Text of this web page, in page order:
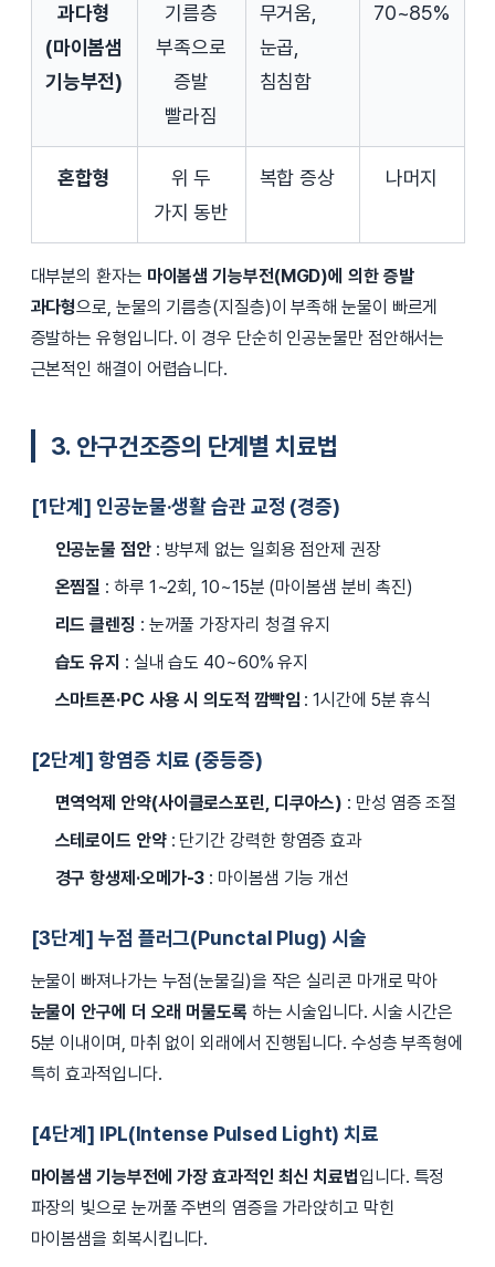
과다형
(마이봄샘
기능부전)
기름층
부족으로
증발
빨라짐
무거움,
눈곱,
침침함
70~85%
혼합형
위 두
가지 동반
복합 증상 나머지
대부분의 환자는 마이봄샘 기능부전(MGD)에 의한 증발
과다형으로, 눈물의 기름층(지질층)이 부족해 눈물이 빠르게
증발하는 유형입니다. 이 경우 단순히 인공눈물만 점안해서는
근본적인 해결이 어렵습니다.
3. 안구건조증의 단계별 치료법
[1단계] 인공눈물·생활 습관 교정 (경증)
인공눈물 점안: 방부제 없는 일회용 점안제 권장
온찜질 : 하루 1~2회, 10~15분 (마이봄샘 분비 촉진)
리드 클렌징 : 눈꺼풀 가장자리 청결 유지
습도 유지 : 실내 습도 40~60% 유지
스마트폰·PC 사용 시 의도적 깜빡임 : 1시간에 5분 휴식
[2단계] 항염증 치료 (중등증)
면역억제 안약(사이클로스포린, 디쿠아스) : 만성 염증 조절
스테로이드 안약: 단기간 강력한 항염증 효과
경구 항생제·오메가-3 : 마이봄샘 기능 개선
[3단계] 누점 플러그(Punctal Plug) 시술
눈물이 빠져나가는 누점(눈물길)을 작은 실리콘 마개로 막아
눈물이 안구에 더 오래 머물도록 하는 시술입니다. 시술 시간은
5분 이내이며, 마취 없이 외래에서 진행됩니다. 수성층 부족형에
특히 효과적입니다.
[4단계] IPL(Intense Pulsed Light) 치료
마이봄샘 기능부전에 가장 효과적인 최신 치료법입니다. 특정
파장의 빛으로 눈꺼풀 주변의 염증을 가라앉히고 막힌
마이봄샘을 회복시킵니다.